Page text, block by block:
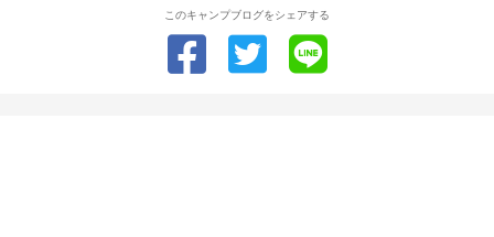
このキャンプブログをシェアする